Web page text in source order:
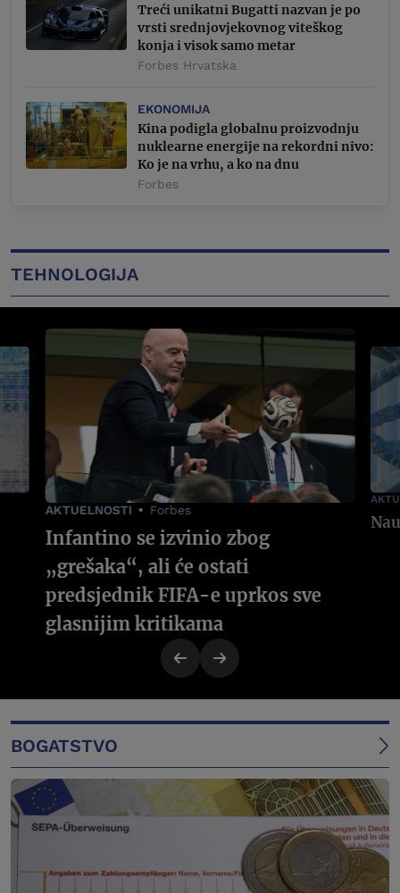
Treći unikatni Bugatti nazvan je po
vrsti srednjovjekovnog viteškog
konja i visok samo metar
Forbes Hrvatska
EKONOMIJA
Kina podigla globalnu proizvodnju
nuklearne energije na rekordni nivo:
Ko je na vrhu, a ko na dnu
Forbes
TEHNOLOGIJA
AKTUELNOSTI Forbes
Infantino se izvinio zbog
„grešaka“, ali će ostati
predsjednik FIFA-e uprkos sve
glasnijim kritikama
BOGATSTVO